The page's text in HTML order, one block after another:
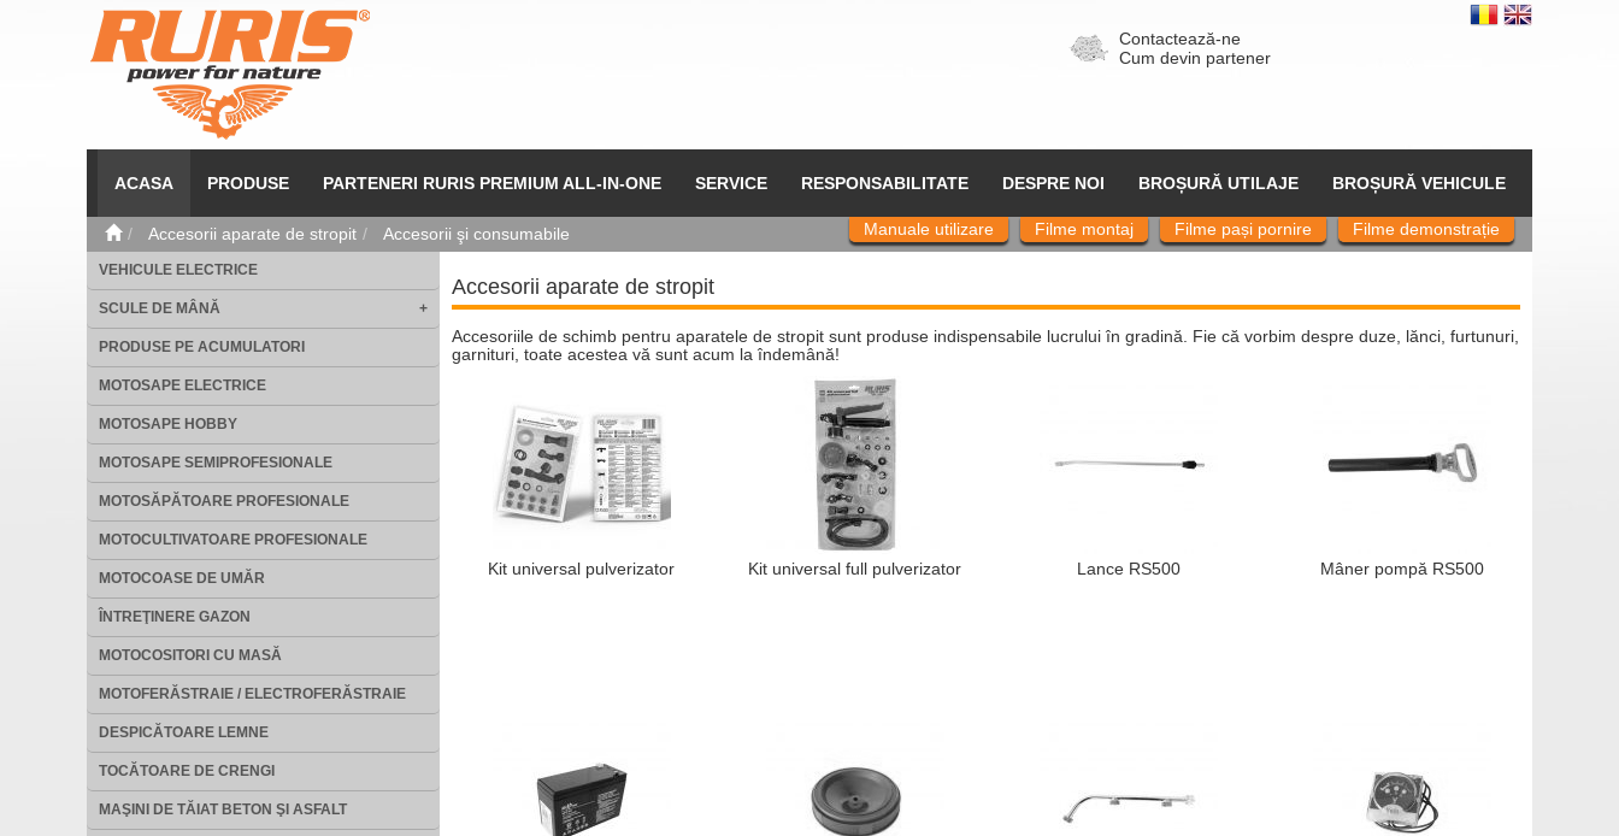
Contactează-ne
Cum devin partener
ACASA PRODUSE PARTENERI RURIS PREMIUM ALL-IN-ONE SERVICE RESPONSABILITATE DESPRE NOI BROȘURĂ UTILAJE BROȘURĂ VEHICULE
Accesorii aparate de stropit Accesorii şi consumabile Filme demonstrație
Filme pași pornire
Filme montaj
Manuale utilizare
VEHICULE ELECTRICE
SCULE DE MÂNĂ +
PRODUSE PE ACUMULATORI
MOTOSAPE ELECTRICE
MOTOSAPE HOBBY
MOTOSAPE SEMIPROFESIONALE
MOTOSĂPĂTOARE PROFESIONALE
MOTOCULTIVATOARE PROFESIONALE
MOTOCOASE DE UMĂR
ÎNTREŢINERE GAZON
MOTOCOSITORI CU MASĂ
MOTOFERĂSTRAIE / ELECTROFERĂSTRAIE
DESPICĂTOARE LEMNE
TOCĂTOARE DE CRENGI
MAŞINI DE TĂIAT BETON ŞI ASFALT
Accesorii aparate de stropit
Accesoriile de schimb pentru aparatele de stropit sunt produse indispensabile lucrului în gradină. Fie că vorbim despre duze, lănci, furtunuri,
garnituri, toate acestea vă sunt acum la îndemână!
Kit universal pulverizator Kit universal full pulverizator Lance RS500 Mâner pompă RS500